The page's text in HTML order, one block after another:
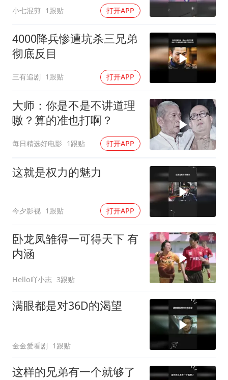
你常吃的兰州拉面要改名了
张家界中心汽车站候车厅漏水如瀑布
坚持党全面领导和党中央集中统一领导
小七混剪 1跟贴 打开APP
4000降兵惨遭坑杀三兄弟
彻底反目
三有追剧 1跟贴 打开APP
大师：你是不是不讲道理
嗷？算的准也打啊？
每日精选好电影 1跟贴 打开APP
这就是权力的魅力
今夕影视 1跟贴 打开APP
卧龙凤雏得一可得天下 有
内涵
Hello吖小志 3跟贴
满眼都是对36D的渴望
金金爱看剧 1跟贴
这样的兄弟有一个就够了